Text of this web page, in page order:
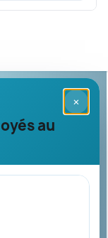
×
au
d’affaires